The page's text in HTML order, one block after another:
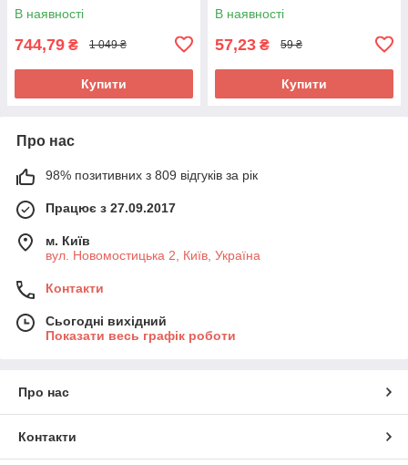
Rig Sticks 25x13x4см
В наявності
744,79 ₴ 1 049 ₴
Купити
В наявності
57,23 ₴ 59 ₴
Купити
Про нас
98% позитивних з 809 відгуків за рік
Працює з 27.09.2017
м. Київ
вул. Новомостицька 2, Київ, Україна
Контакти
Сьогодні вихідний
Показати весь графік роботи
Про нас
Контакти